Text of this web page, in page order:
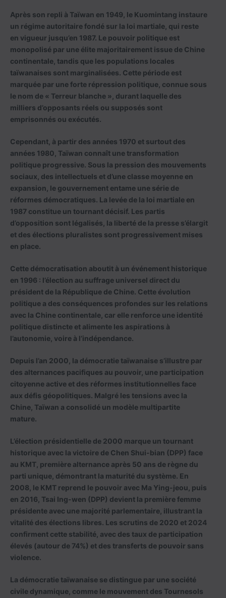
Après son repli à Taïwan en 1949, le Kuomintang instaure
un régime autoritaire fondé sur la loi martiale, qui reste
en vigueur jusqu’en 1987. Le pouvoir politique est
monopolisé par une élite majoritairement issue de Chine
continentale, tandis que les populations locales
taïwanaises sont marginalisées. Cette période est
marquée par une forte répression politique, connue sous
le nom de « Terreur blanche », durant laquelle des
milliers d’opposants réels ou supposés sont
emprisonnés ou exécutés.
Cependant, à partir des années 1970 et surtout des
années 1980, Taïwan connaît une transformation
politique progressive. Sous la pression des mouvements
sociaux, des intellectuels et d’une classe moyenne en
expansion, le gouvernement entame une série de
réformes démocratiques. La levée de la loi martiale en
1987 constitue un tournant décisif. Les partis
d’opposition sont légalisés, la liberté de la presse s’élargit
et des élections pluralistes sont progressivement mises
en place.
Cette démocratisation aboutit à un événement historique
en 1996 : l’élection au suffrage universel direct du
président de la République de Chine. Cette évolution
politique a des conséquences profondes sur les relations
avec la Chine continentale, car elle renforce une identité
politique distincte et alimente les aspirations à
l’autonomie, voire à l’indépendance.
Depuis l’an 2000, la démocratie taïwanaise s’illustre par
des alternances pacifiques au pouvoir, une participation
citoyenne active et des réformes institutionnelles face
aux défis géopolitiques. Malgré les tensions avec la
Chine, Taïwan a consolidé un modèle multipartite
mature.
L’élection présidentielle de 2000 marque un tournant
historique avec la victoire de Chen Shui-bian (DPP) face
au KMT, première alternance après 50 ans de règne du
parti unique, démontrant la maturité du système. En
2008, le KMT reprend le pouvoir avec Ma Ying-jeou, puis
en 2016, Tsai Ing-wen (DPP) devient la première femme
présidente avec une majorité parlementaire, illustrant la
vitalité des élections libres. Les scrutins de 2020 et 2024
confirment cette stabilité, avec des taux de participation
élevés (autour de 74%) et des transferts de pouvoir sans
violence.
La démocratie taïwanaise se distingue par une société
civile dynamique, comme le mouvement des Tournesols